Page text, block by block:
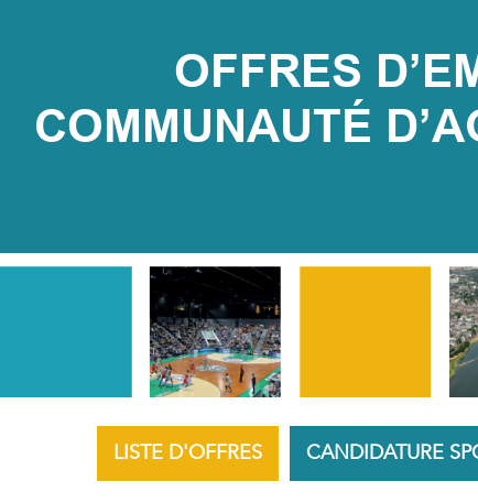
OFFRES
COMMUNAUTÉ
LISTE D'OFFRES CANDIDATURE